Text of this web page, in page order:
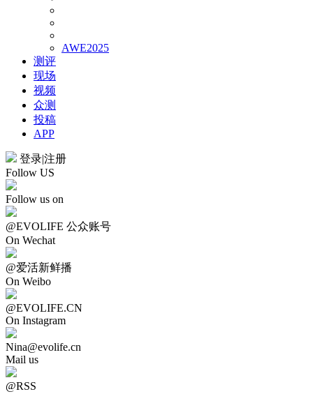
AWE2025
测评
现场
视频
众测
投稿
APP
登录|注册
Follow US
Follow us on
@EVOLIFE 公众账号
On Wechat
@爱活新鲜播
On Weibo
@EVOLIFE.CN
On Instagram
Nina@evolife.cn
Mail us
@RSS